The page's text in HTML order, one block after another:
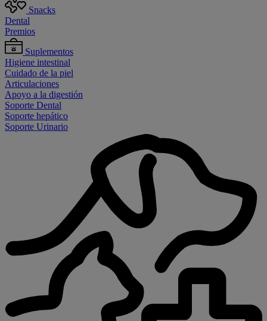
Snacks
Dental
Premios
Suplementos
Higiene intestinal
Cuidado de la piel
Articulaciones
Apoyo a la digestión
Soporte Dental
Soporte hepático
Soporte Urinario